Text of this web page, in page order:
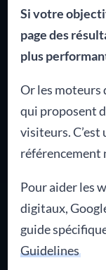
Si votre
page des
plus
Or les moteurs
qui proposent
visiteurs.
référencement
Pour aider les
digitaux,
guide
Guidelines